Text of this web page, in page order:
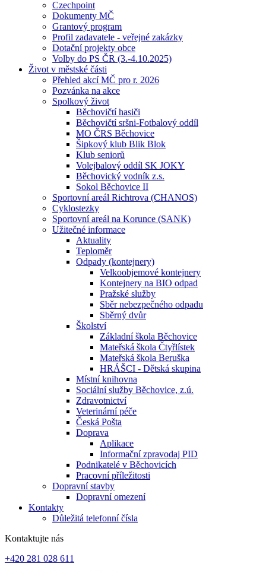
Czechpoint
Dokumenty MČ
Grantový program
Profil zadavatele - veřejné zakázky
Dotační projekty obce
Volby do PS ČR (3.-4.10.2025)
Život v městské části
Přehled akcí MČ pro r. 2026
Pozvánka na akce
Spolkový život
Běchovičtí hasiči
Běchovičtí sršni-Fotbalový oddíl
MO ČRS Běchovice
Šipkový klub Blik Blok
Klub seniorů
Volejbalový oddíl SK JOKY
Běchovický vodník z.s.
Sokol Běchovice II
Sportovní areál Richtrova (CHANOS)
Cyklostezky
Sportovní areál na Korunce (SANK)
Užitečné informace
Aktuality
Teploměr
Odpady (kontejnery)
Velkoobjemové kontejnery
Kontejnery na BIO odpad
Pražské služby
Sběr nebezpečného odpadu
Sběrný dvůr
Školství
Základní škola Běchovice
Mateřská škola Čtyřlístek
Mateřská škola Beruška
HRÁŠCI - Dětská skupina
Místní knihovna
Sociální služby Běchovice, z.ú.
Zdravotnictví
Veterinární péče
Česká Pošta
Doprava
Aplikace
Informační zpravodaj PID
Podnikatelé v Běchovicích
Pracovní příležitosti
Dopravní stavby
Dopravní omezení
Kontakty
Důležitá telefonní čísla
Kontaktujte nás
+420 281 028 611